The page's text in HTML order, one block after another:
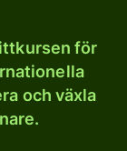
för
och växla